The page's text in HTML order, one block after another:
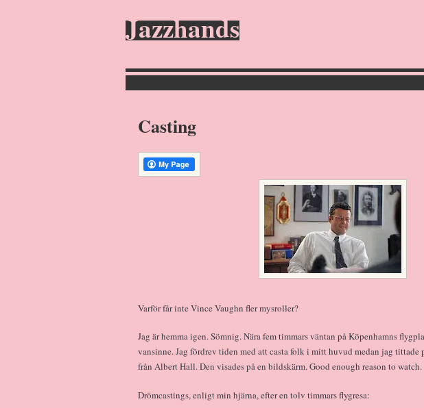
Jazzhands
Casting
Varför får inte Vince Vaughn fler mysroller?
Jag är hemma igen. Sömnig. Nära fem timmars väntan på Köpenhamns
vansinne. Jag fördrev tiden med att casta folk i mitt huvud medan jag
från Albert Hall. Den visades på en bildskärm. Good enough reason to watch.
Drömcastings, enligt min hjärna, efter en tolv timmars flygresa: